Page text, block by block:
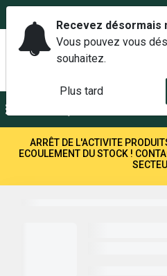
ARRÊT DE L'ACTIVITE
ECOULEMENT DU STOCK !
Recevez désormais
Vous pouvez vous
souhaitez.
Plus tard